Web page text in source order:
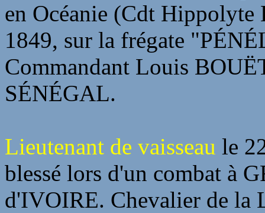
en Océanie (Cdt
1849, sur la frégate
Commandant Louis
SÉNÉGAL.
Lieutenant de vaisseau le
blessé lors d'un combat à
d'IVOIRE. Chevalier de la